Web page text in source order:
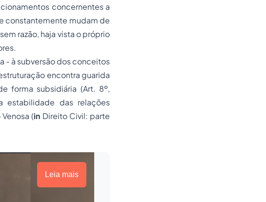
concernentes a
constantemente mudam de
razão, haja vista o próprio
- à subversão dos conceitos
encontra guarida
forma subsidiária (Art. 8º,
estabilidade das relações
(in Direito Civil: parte
Leia mais